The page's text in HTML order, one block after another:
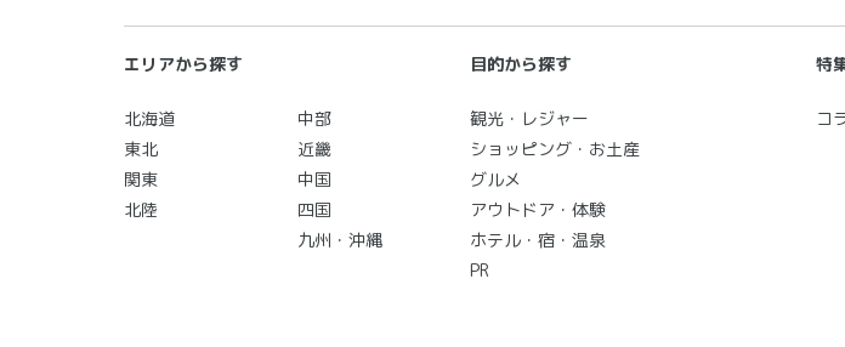
エリアから探す
北海道
東北
関東
北陸
中部
近畿
中国
四国
九州・沖縄
目的から探す
観光・レジャー
ショッピング・お土産
グルメ
アウトドア・体験
ホテル・宿・温泉
PR
特
コ